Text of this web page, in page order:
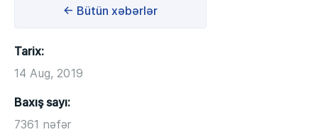
← Bütün xəbərlər
Tarix:
14 Aug, 2019
Baxış sayı:
7361 nəfər